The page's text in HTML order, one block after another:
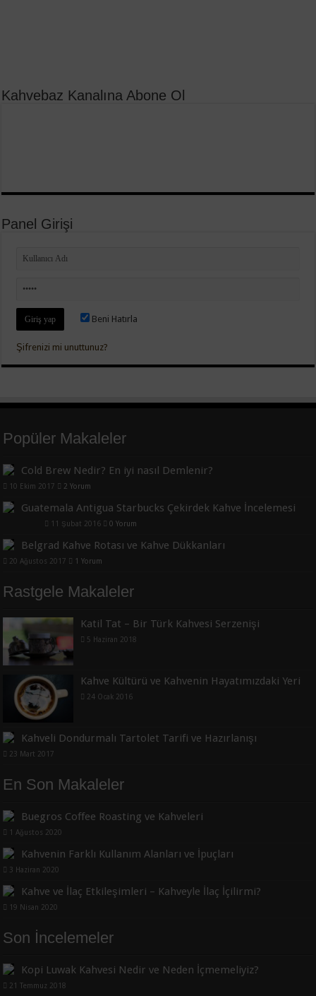
Kahvebaz Kanalına Abone Ol
Panel Girişi
Beni Hatırla
Şifrenizi mi unuttunuz?
Popüler Makaleler
Cold Brew Nedir? En iyi nasıl Demlenir?
10 Ekim 2017 2 Yorum
Guatemala Antigua Starbucks Çekirdek Kahve İncelemesi
11 Şubat 2016 0 Yorum
Belgrad Kahve Rotası ve Kahve Dükkanları
20 Ağustos 2017 1 Yorum
Rastgele Makaleler
Katil Tat – Bir Türk Kahvesi Serzenişi
5 Haziran 2018
Kahve Kültürü ve Kahvenin Hayatımızdaki Yeri
24 Ocak 2016
Kahveli Dondurmalı Tartolet Tarifi ve Hazırlanışı
23 Mart 2017
En Son Makaleler
Buegros Coffee Roasting ve Kahveleri
1 Ağustos 2020
Kahvenin Farklı Kullanım Alanları ve İpuçları
3 Haziran 2020
Kahve ve İlaç Etkileşimleri – Kahveyle İlaç İçilirmi?
19 Nisan 2020
Son İncelemeler
Kopi Luwak Kahvesi Nedir ve Neden İçmemeliyiz?
21 Temmuz 2018